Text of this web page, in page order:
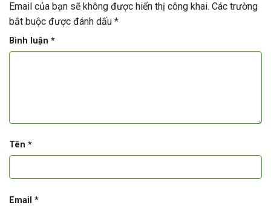
Email của bạn sẽ không được hiển thị công khai. Các trường
bắt buộc được đánh dấu *
Bình luận *
Tên *
Email *